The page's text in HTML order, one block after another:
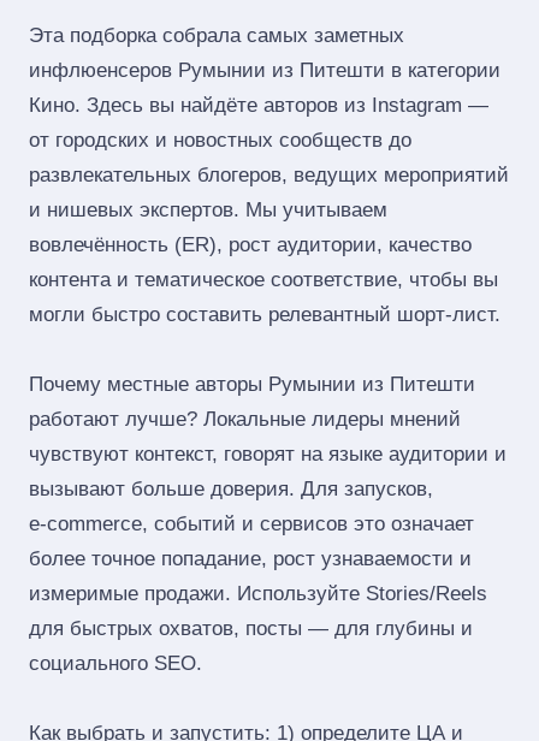
Эта подборка собрала самых заметных
инфлюенсеров Румынии из Питешти в категории
Кино. Здесь вы найдёте авторов из Instagram —
от городских и новостных сообществ до
развлекательных блогеров, ведущих мероприятий
и нишевых экспертов. Мы учитываем
вовлечённость (ER), рост аудитории, качество
контента и тематическое соответствие, чтобы вы
могли быстро составить релевантный шорт‑лист.
Почему местные авторы Румынии из Питешти
работают лучше? Локальные лидеры мнений
чувствуют контекст, говорят на языке аудитории и
вызывают больше доверия. Для запусков,
e‑commerce, событий и сервисов это означает
более точное попадание, рост узнаваемости и
измеримые продажи. Используйте Stories/Reels
для быстрых охватов, посты — для глубины и
социального SEO.
Как выбрать и запустить: 1) определите ЦА и